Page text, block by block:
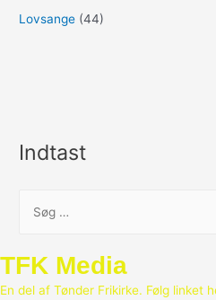
Lovsange (44)
Indtast
e
f
TFK Media
En del af Tønder Frikirke. Følg linket